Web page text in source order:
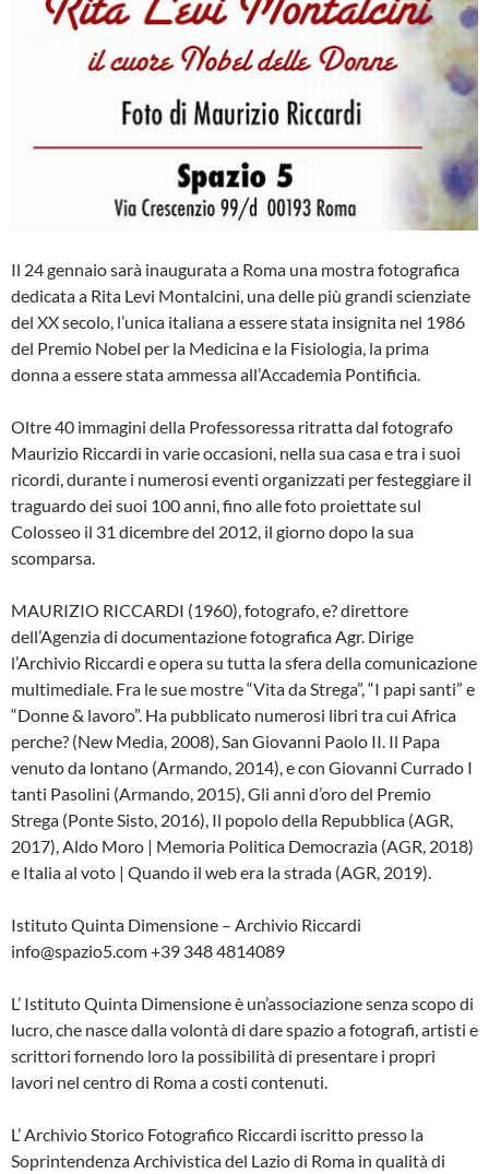
Il 24 gennaio sarà inaugurata a Roma una mostra fotografica
dedicata a Rita Levi Montalcini, una delle più grandi scienziate
del XX secolo, l’unica italiana a essere stata insignita nel 1986
del Premio Nobel per la Medicina e la Fisiologia, la prima
donna a essere stata ammessa all’Accademia Pontificia.
Oltre 40 immagini della Professoressa ritratta dal fotografo
Maurizio Riccardi in varie occasioni, nella sua casa e tra i suoi
ricordi, durante i numerosi eventi organizzati per festeggiare il
traguardo dei suoi 100 anni, fino alle foto proiettate sul
Colosseo il 31 dicembre del 2012, il giorno dopo la sua
scomparsa.
MAURIZIO RICCARDI (1960), fotografo, e? direttore
dell’Agenzia di documentazione fotografica Agr. Dirige
l’Archivio Riccardi e opera su tutta la sfera della comunicazione
multimediale. Fra le sue mostre “Vita da Strega”, “I papi santi” e
“Donne & lavoro”. Ha pubblicato numerosi libri tra cui Africa
perche? (New Media, 2008), San Giovanni Paolo II. Il Papa
venuto da lontano (Armando, 2014), e con Giovanni Currado I
tanti Pasolini (Armando, 2015), Gli anni d’oro del Premio
Strega (Ponte Sisto, 2016), Il popolo della Repubblica (AGR,
2017), Aldo Moro | Memoria Politica Democrazia (AGR, 2018)
e Italia al voto | Quando il web era la strada (AGR, 2019).
Istituto Quinta Dimensione – Archivio Riccardi
info@spazio5.com +39 348 4814089
L’ Istituto Quinta Dimensione è un’associazione senza scopo di
lucro, che nasce dalla volontà di dare spazio a fotografi, artisti e
scrittori fornendo loro la possibilità di presentare i propri
lavori nel centro di Roma a costi contenuti.
L’ Archivio Storico Fotografico Riccardi iscritto presso la
Soprintendenza Archivistica del Lazio di Roma in qualità di